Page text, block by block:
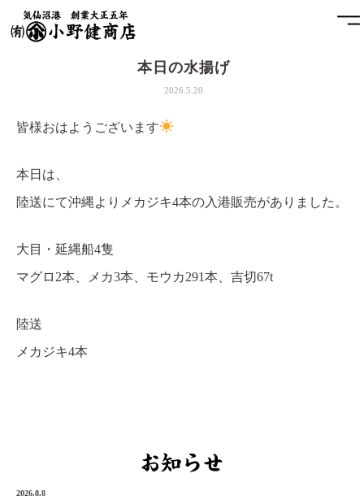
本日の水揚げ
2026.5.20
皆様おはようございます
本日は、
陸送にて沖縄よりメカジキ4本の入港販売がありました。
大目・延縄船4隻
マグロ2本、メカ3本、モウカ291本、吉切67t
陸送
メカジキ4本
2026.8.8
小野健商店について
土藏
アクセス
お問合せ
©2022 Onoken-Shoten